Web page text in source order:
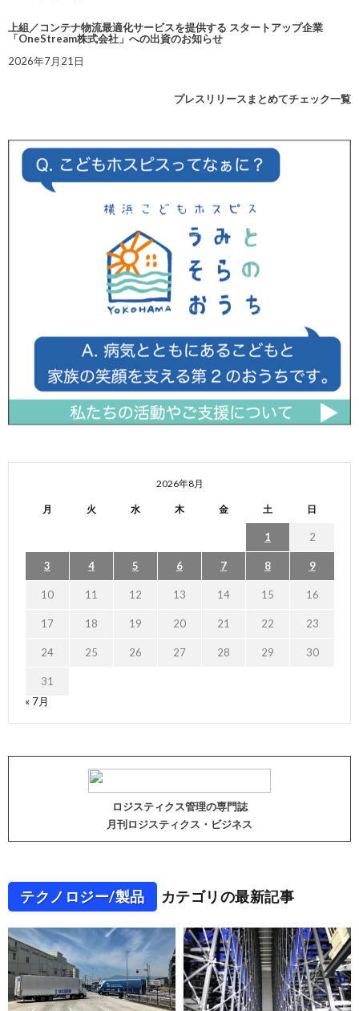
上組／コンテナ物流最適化サービスを提供する スタートアップ企業
「OneStream株式会社」への出資のお知らせ
2026年7月21日
プレスリリースまとめてチェック一覧
2026年8月
月 火 水 木 金 土 日
1 2
3 4 5 6 7 8 9
10 11 12 13 14 15 16
17 18 19 20 21 22 23
24 25 26 27 28 29 30
31
« 7月
ロジスティクス管理の専門誌
月刊ロジスティクス・ビジネス
テクノロジー/製品 カテゴリの最新記事